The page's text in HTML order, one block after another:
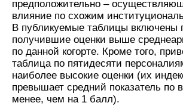
предположительно –
влияние по схожим
В публикуемые таблицы включены
получившие оценки выше
по данной когорте. Кроме того,
таблица по пятидесяти
наиболее высокие оценки (их
превышает средний показатель по
менее, чем на 1 балл).